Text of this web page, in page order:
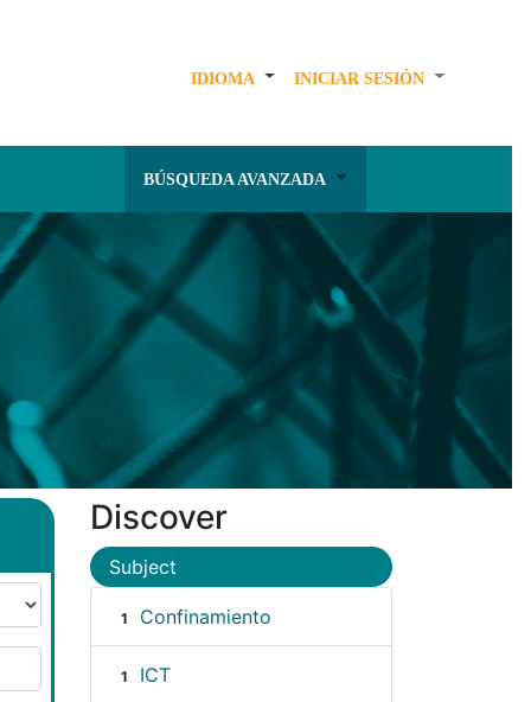
IDIOMA INICIAR SESIÓN
BÚSQUEDA AVANZADA
Discover
Subject
1 Confinamiento
1 ICT